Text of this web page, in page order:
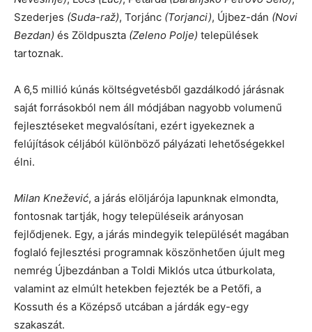
Szederjes (Suda-raž), Torjánc (Torjanci), Újbez-dán (Novi
Bezdan) és Zöldpuszta (Zeleno Polje) települések
tartoznak.
A 6,5 millió kúnás költségvetésből gazdálkodó járásnak
saját forrásokból nem áll módjában nagyobb volumenű
fejlesztéseket megvalósítani, ezért igyekeznek a
felújítások céljából különböző pályázati lehetőségekkel
élni.
Milan Knežević, a járás elöljárója lapunknak elmondta,
fontosnak tartják, hogy településeik arányosan
fejlődjenek. Egy, a járás mindegyik települését magában
foglaló fejlesztési programnak köszönhetően újult meg
nemrég Újbezdánban a Toldi Miklós utca útburkolata,
valamint az elmúlt hetekben fejezték be a Petőfi, a
Kossuth és a Középső utcában a járdák egy-egy
szakaszát.